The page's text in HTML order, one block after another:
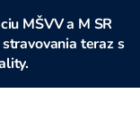
MŠVV a M SR
teraz s